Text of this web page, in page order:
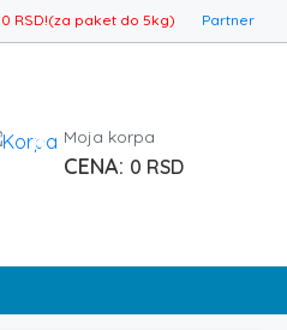
RSD!(za paket do 5kg) Partner
0 Moja korpa
0 RSD